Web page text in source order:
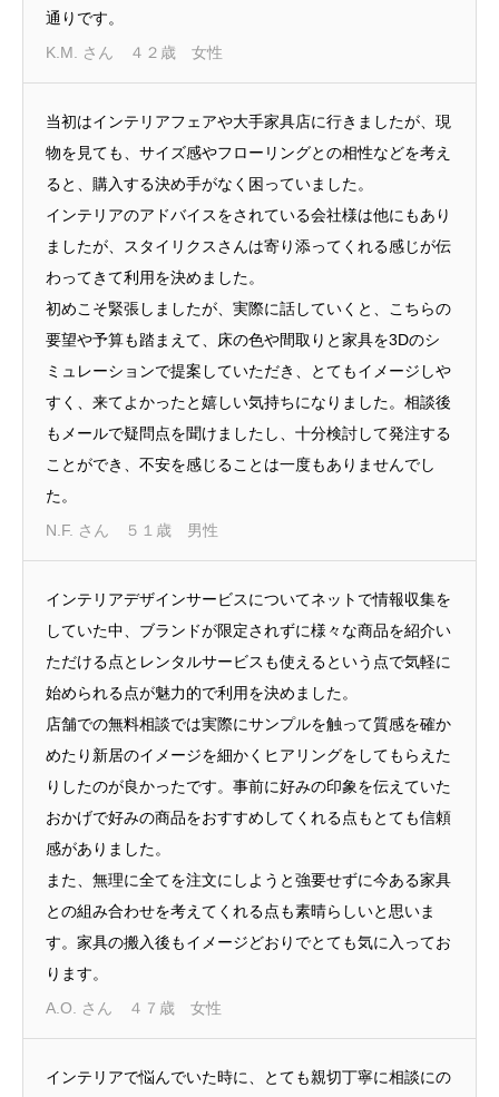
通りです。
K.M. さん ４２歳 女性
当初はインテリアフェアや大手家具店に行きましたが、現
物を見ても、サイズ感やフローリングとの相性などを考え
ると、購入する決め手がなく困っていました。
インテリアのアドバイスをされている会社様は他にもあり
ましたが、スタイリクスさんは寄り添ってくれる感じが伝
わってきて利用を決めました。
初めこそ緊張しましたが、実際に話していくと、こちらの
要望や予算も踏まえて、床の色や間取りと家具を3Dのシ
ミュレーションで提案していただき、とてもイメージしや
すく、来てよかったと嬉しい気持ちになりました。相談後
もメールで疑問点を聞けましたし、十分検討して発注する
ことができ、不安を感じることは一度もありませんでし
た。
N.F. さん ５１歳 男性
インテリアデザインサービスについてネットで情報収集を
していた中、ブランドが限定されずに様々な商品を紹介い
ただける点とレンタルサービスも使えるという点で気軽に
始められる点が魅力的で利用を決めました。
店舗での無料相談では実際にサンプルを触って質感を確か
めたり新居のイメージを細かくヒアリングをしてもらえた
りしたのが良かったです。事前に好みの印象を伝えていた
おかげで好みの商品をおすすめしてくれる点もとても信頼
感がありました。
また、無理に全てを注文にしようと強要せずに今ある家具
との組み合わせを考えてくれる点も素晴らしいと思いま
す。家具の搬入後もイメージどおりでとても気に入ってお
ります。
A.O. さん ４７歳 女性
インテリアで悩んでいた時に、とても親切丁寧に相談にの